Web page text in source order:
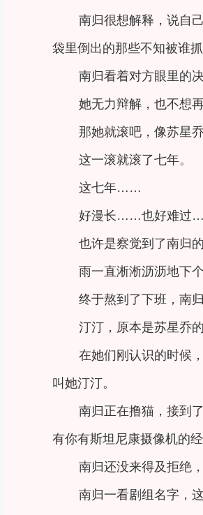
南归很想解释，说自
袋里倒出的那些不知被谁
南归看着对方眼里的
她无力辩解，也不想
那她就滚吧，像苏星
这一滚就滚了七年。
这七年……
好漫长……也好难过
也许是察觉到了南归
雨一直淅淅沥沥地下
终于熬到了下班，南
汀汀，原本是苏星乔的
在她们刚认识的时候
叫她汀汀。
南归正在撸猫，接到
有你有斯坦尼康摄像机的
南归还没来得及拒绝
南归一看剧组名字，